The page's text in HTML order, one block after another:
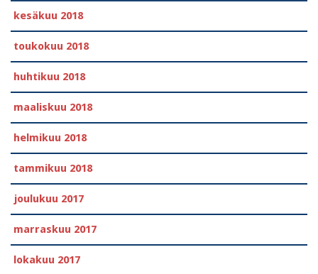
kesäkuu 2018
toukokuu 2018
huhtikuu 2018
maaliskuu 2018
helmikuu 2018
tammikuu 2018
joulukuu 2017
marraskuu 2017
lokakuu 2017